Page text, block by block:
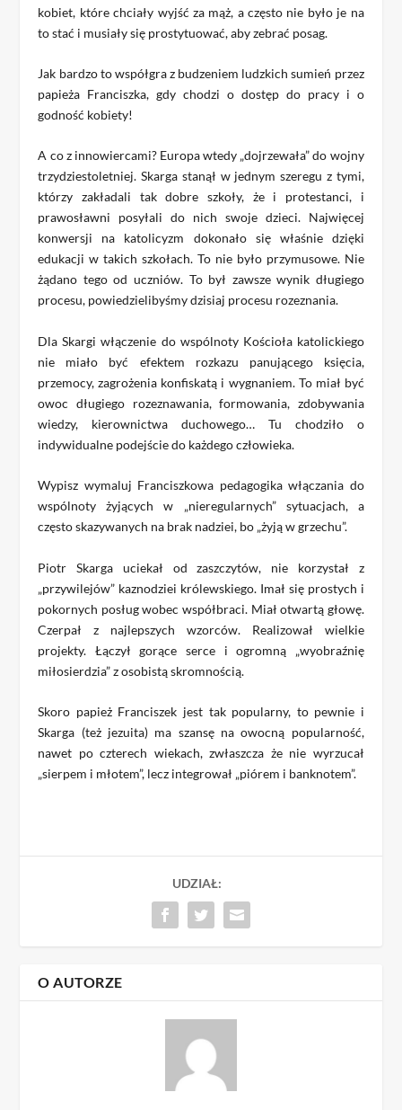
kobiet, które chciały wyjść za mąż, a często nie było je na
to stać i musiały się prostytuować, aby zebrać posag.
Jak bardzo to współgra z budzeniem ludzkich sumień przez
papieża Franciszka, gdy chodzi o dostęp do pracy i o
godność kobiety!
A co z innowiercami? Europa wtedy „dojrzewała” do wojny
trzydziestoletniej. Skarga stanął w jednym szeregu z tymi,
którzy zakładali tak dobre szkoły, że i protestanci, i
prawosławni posyłali do nich swoje dzieci. Najwięcej
konwersji na katolicyzm dokonało się właśnie dzięki
edukacji w takich szkołach. To nie było przymusowe. Nie
żądano tego od uczniów. To był zawsze wynik długiego
procesu, powiedzielibyśmy dzisiaj procesu rozeznania.
Dla Skargi włączenie do wspólnoty Kościoła katolickiego
nie miało być efektem rozkazu panującego księcia,
przemocy, zagrożenia konfiskatą i wygnaniem. To miał być
owoc długiego rozeznawania, formowania, zdobywania
wiedzy, kierownictwa duchowego… Tu chodziło o
indywidualne podejście do każdego człowieka.
Wypisz wymaluj Franciszkowa pedagogika włączania do
wspólnoty żyjących w „nieregularnych” sytuacjach, a
często skazywanych na brak nadziei, bo „żyją w grzechu”.
Piotr Skarga uciekał od zaszczytów, nie korzystał z
„przywilejów” kaznodziei królewskiego. Imał się prostych i
pokornych posług wobec współbraci. Miał otwartą głowę.
Czerpał z najlepszych wzorców. Realizował wielkie
projekty. Łączył gorące serce i ogromną „wyobraźnię
miłosierdzia” z osobistą skromnością.
Skoro papież Franciszek jest tak popularny, to pewnie i
Skarga (też jezuita) ma szansę na owocną popularność,
nawet po czterech wiekach, zwłaszcza że nie wyrzucał
„sierpem i młotem”, lecz integrował „piórem i banknotem”.
UDZIAŁ:
O AUTORZE